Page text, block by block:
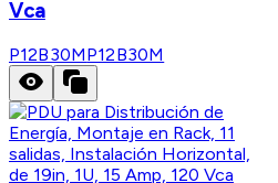
Vca
P12B30MP12B30M